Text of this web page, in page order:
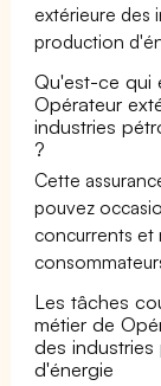
extérieure des
production
Qu'est-ce qui
Opérateur
industries
?
Cette
pouvez
concurrents et
Les tâches
métier de
des
d'énergie